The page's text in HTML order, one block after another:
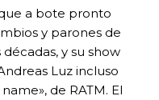
a bote pronto
y parones de
y su show
Luz incluso
de RATM. El